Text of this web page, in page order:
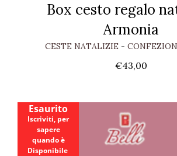
Box cesto regalo
Armonia
CESTE NATALIZIE -
€43,00
Esaurito
Iscriviti, per
sapere
quando è
Disponibile